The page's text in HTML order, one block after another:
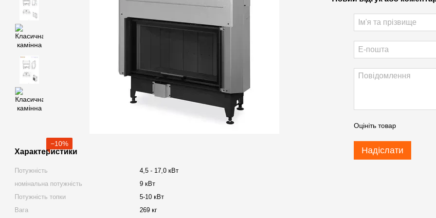
−10%
Характеристики
Потужність
4,5 - 17,0 кВт
номінальна потужність
9 кВт
Потужність топки
5-10 кВт
Вага
269 кг
Оцініть товар
Надіслати